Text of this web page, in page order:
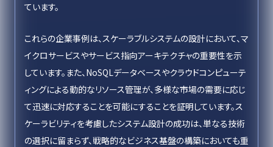
ています。
これらの企業事例は、スケーラブルシステムの設計において、マ
イクロサービスやサービス指向アーキテクチャの重要性を示
しています。また、NoSQLデータベースやクラウドコンピューテ
ィングによる動的なリソース管理が、多様な市場の需要に応じ
て迅速に対応することを可能にすることを証明しています。ス
ケーラビリティを考慮したシステム設計の成功は、単なる技術
の選択に留まらず、戦略的なビジネス基盤の構築においても重